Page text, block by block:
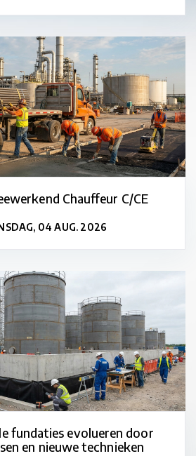
Chauffeur C/CE
04 AUG. 2026
fundaties evolueren door
en nieuwe technieken